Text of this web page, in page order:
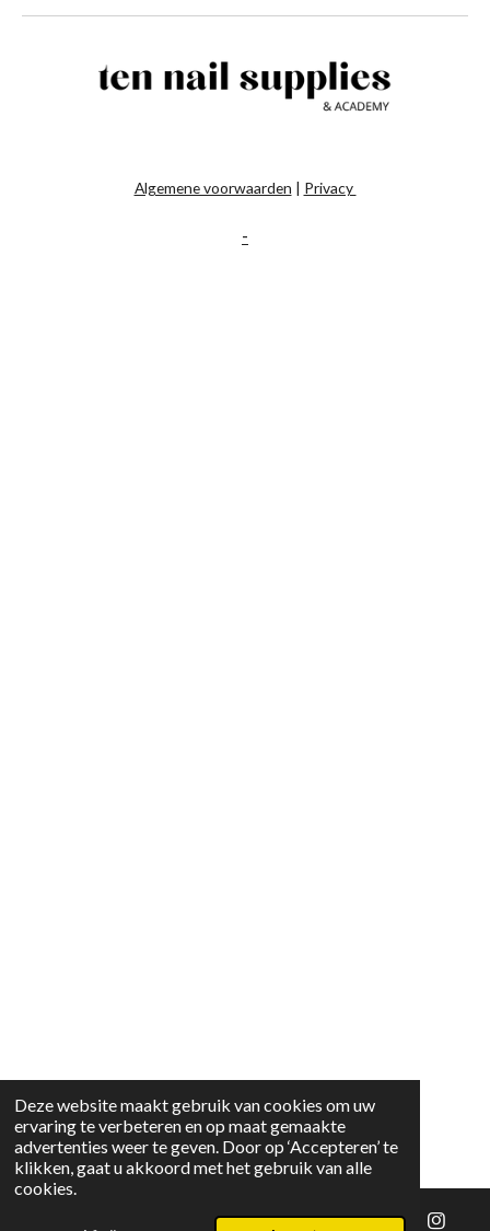
Deze website maakt gebruik van cookies om uw
ervaring te verbeteren en op maat gemaakte
advertenties weer te geven. Door op ‘Accepteren’ te
klikken, gaat u akkoord met het gebruik van alle
cookies.
Algemene voorwaarden | Privacy
-